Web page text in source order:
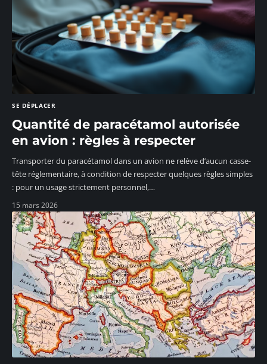
SE DÉPLACER
Quantité de paracétamol autorisée
en avion : règles à respecter
Transporter du paracétamol dans un avion ne relève d’aucun casse-
tête réglementaire, à condition de respecter quelques règles simples
: pour un usage strictement personnel,…
15 mars 2026